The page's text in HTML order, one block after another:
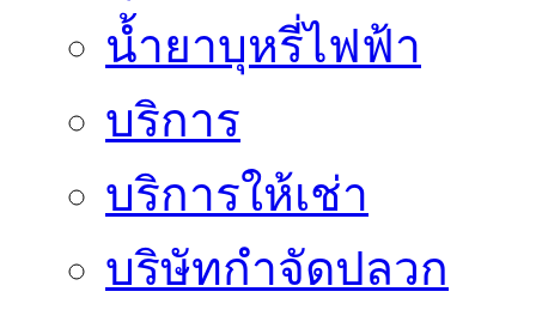
น้ำยาบุหรี่ไฟฟ้า
บริการ
บริการให้เช่า
บริษัทกำจัดปลวก